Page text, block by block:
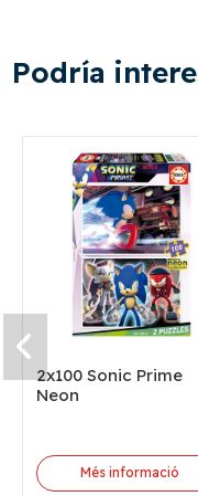
Podría
2x100 Sonic Prime
Neon
Més informació